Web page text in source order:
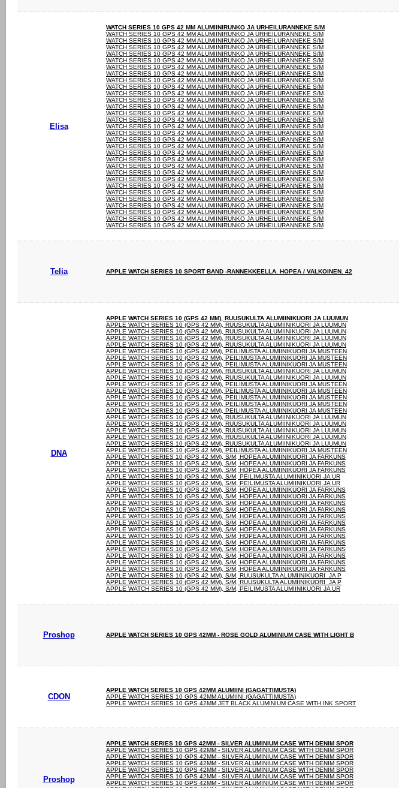
Elisa
WATCH SERIES 10 GPS 42 MM ALUMIINIRUNKO JA URHEILURANNEKE S/M
WATCH SERIES 10 GPS 42 MM ALUMIINIRUNKO JA URHEILURANNEKE S/M
WATCH SERIES 10 GPS 42 MM ALUMIINIRUNKO JA URHEILURANNEKE S/M
WATCH SERIES 10 GPS 42 MM ALUMIINIRUNKO JA URHEILURANNEKE S/M
WATCH SERIES 10 GPS 42 MM ALUMIINIRUNKO JA URHEILURANNEKE S/M
WATCH SERIES 10 GPS 42 MM ALUMIINIRUNKO JA URHEILURANNEKE S/M
WATCH SERIES 10 GPS 42 MM ALUMIINIRUNKO JA URHEILURANNEKE S/M
WATCH SERIES 10 GPS 42 MM ALUMIINIRUNKO JA URHEILURANNEKE S/M
WATCH SERIES 10 GPS 42 MM ALUMIINIRUNKO JA URHEILURANNEKE S/M
WATCH SERIES 10 GPS 42 MM ALUMIINIRUNKO JA URHEILURANNEKE S/M
WATCH SERIES 10 GPS 42 MM ALUMIINIRUNKO JA URHEILURANNEKE S/M
WATCH SERIES 10 GPS 42 MM ALUMIINIRUNKO JA URHEILURANNEKE S/M
WATCH SERIES 10 GPS 42 MM ALUMIINIRUNKO JA URHEILURANNEKE S/M
WATCH SERIES 10 GPS 42 MM ALUMIINIRUNKO JA URHEILURANNEKE S/M
WATCH SERIES 10 GPS 42 MM ALUMIINIRUNKO JA URHEILURANNEKE S/M
WATCH SERIES 10 GPS 42 MM ALUMIINIRUNKO JA URHEILURANNEKE S/M
WATCH SERIES 10 GPS 42 MM ALUMIINIRUNKO JA URHEILURANNEKE S/M
WATCH SERIES 10 GPS 42 MM ALUMIINIRUNKO JA URHEILURANNEKE S/M
WATCH SERIES 10 GPS 42 MM ALUMIINIRUNKO JA URHEILURANNEKE S/M
WATCH SERIES 10 GPS 42 MM ALUMIINIRUNKO JA URHEILURANNEKE S/M
WATCH SERIES 10 GPS 42 MM ALUMIINIRUNKO JA URHEILURANNEKE S/M
WATCH SERIES 10 GPS 42 MM ALUMIINIRUNKO JA URHEILURANNEKE S/M
WATCH SERIES 10 GPS 42 MM ALUMIINIRUNKO JA URHEILURANNEKE S/M
WATCH SERIES 10 GPS 42 MM ALUMIINIRUNKO JA URHEILURANNEKE S/M
WATCH SERIES 10 GPS 42 MM ALUMIINIRUNKO JA URHEILURANNEKE S/M
WATCH SERIES 10 GPS 42 MM ALUMIINIRUNKO JA URHEILURANNEKE S/M
WATCH SERIES 10 GPS 42 MM ALUMIINIRUNKO JA URHEILURANNEKE S/M
WATCH SERIES 10 GPS 42 MM ALUMIINIRUNKO JA URHEILURANNEKE S/M
WATCH SERIES 10 GPS 42 MM ALUMIINIRUNKO JA URHEILURANNEKE S/M
WATCH SERIES 10 GPS 42 MM ALUMIINIRUNKO JA URHEILURANNEKE S/M
WATCH SERIES 10 GPS 42 MM ALUMIINIRUNKO JA URHEILURANNEKE S/M
Telia APPLE WATCH SERIES 10 SPORT BAND -RANNEKKEELLA. HOPEA / VALKOINEN. 42
DNA
APPLE WATCH SERIES 10 (GPS 42 MM), RUUSUKULTA ALUMIINIKUORI JA LUUMUN
APPLE WATCH SERIES 10 (GPS 42 MM), RUUSUKULTA ALUMIINIKUORI JA LUUMUN
APPLE WATCH SERIES 10 (GPS 42 MM), RUUSUKULTA ALUMIINIKUORI JA LUUMUN
APPLE WATCH SERIES 10 (GPS 42 MM), RUUSUKULTA ALUMIINIKUORI JA LUUMUN
APPLE WATCH SERIES 10 (GPS 42 MM), RUUSUKULTA ALUMIINIKUORI JA LUUMUN
APPLE WATCH SERIES 10 (GPS 42 MM), PEILIMUSTA ALUMIINIKUORI JA MUSTEEN
APPLE WATCH SERIES 10 (GPS 42 MM), PEILIMUSTA ALUMIINIKUORI JA MUSTEEN
APPLE WATCH SERIES 10 (GPS 42 MM), PEILIMUSTA ALUMIINIKUORI JA MUSTEEN
APPLE WATCH SERIES 10 (GPS 42 MM), RUUSUKULTA ALUMIINIKUORI JA LUUMUN
APPLE WATCH SERIES 10 (GPS 42 MM), RUUSUKULTA ALUMIINIKUORI JA LUUMUN
APPLE WATCH SERIES 10 (GPS 42 MM), PEILIMUSTA ALUMIINIKUORI JA MUSTEEN
APPLE WATCH SERIES 10 (GPS 42 MM), PEILIMUSTA ALUMIINIKUORI JA MUSTEEN
APPLE WATCH SERIES 10 (GPS 42 MM), PEILIMUSTA ALUMIINIKUORI JA MUSTEEN
APPLE WATCH SERIES 10 (GPS 42 MM), PEILIMUSTA ALUMIINIKUORI JA MUSTEEN
APPLE WATCH SERIES 10 (GPS 42 MM), PEILIMUSTA ALUMIINIKUORI JA MUSTEEN
APPLE WATCH SERIES 10 (GPS 42 MM), RUUSUKULTA ALUMIINIKUORI JA LUUMUN
APPLE WATCH SERIES 10 (GPS 42 MM), RUUSUKULTA ALUMIINIKUORI JA LUUMUN
APPLE WATCH SERIES 10 (GPS 42 MM), RUUSUKULTA ALUMIINIKUORI JA LUUMUN
APPLE WATCH SERIES 10 (GPS 42 MM), RUUSUKULTA ALUMIINIKUORI JA LUUMUN
APPLE WATCH SERIES 10 (GPS 42 MM), RUUSUKULTA ALUMIINIKUORI JA LUUMUN
APPLE WATCH SERIES 10 (GPS 42 MM), PEILIMUSTA ALUMIINIKUORI JA MUSTEEN
APPLE WATCH SERIES 10 (GPS 42 MM), S/M, HOPEA ALUMIINIKUORI JA FARKUNS
APPLE WATCH SERIES 10 (GPS 42 MM), S/M, HOPEA ALUMIINIKUORI JA FARKUNS
APPLE WATCH SERIES 10 (GPS 42 MM), S/M, HOPEA ALUMIINIKUORI JA FARKUNS
APPLE WATCH SERIES 10 (GPS 42 MM), S/M, PEILIMUSTA ALUMIINIKUORI JA UR
APPLE WATCH SERIES 10 (GPS 42 MM), S/M, PEILIMUSTA ALUMIINIKUORI JA UR
APPLE WATCH SERIES 10 (GPS 42 MM), S/M, HOPEA ALUMIINIKUORI JA FARKUNS
APPLE WATCH SERIES 10 (GPS 42 MM), S/M, HOPEA ALUMIINIKUORI JA FARKUNS
APPLE WATCH SERIES 10 (GPS 42 MM), S/M, HOPEA ALUMIINIKUORI JA FARKUNS
APPLE WATCH SERIES 10 (GPS 42 MM), S/M, HOPEA ALUMIINIKUORI JA FARKUNS
APPLE WATCH SERIES 10 (GPS 42 MM), S/M, HOPEA ALUMIINIKUORI JA FARKUNS
APPLE WATCH SERIES 10 (GPS 42 MM), S/M, HOPEA ALUMIINIKUORI JA FARKUNS
APPLE WATCH SERIES 10 (GPS 42 MM), S/M, HOPEA ALUMIINIKUORI JA FARKUNS
APPLE WATCH SERIES 10 (GPS 42 MM), S/M, HOPEA ALUMIINIKUORI JA FARKUNS
APPLE WATCH SERIES 10 (GPS 42 MM), S/M, HOPEA ALUMIINIKUORI JA FARKUNS
APPLE WATCH SERIES 10 (GPS 42 MM), S/M, HOPEA ALUMIINIKUORI JA FARKUNS
APPLE WATCH SERIES 10 (GPS 42 MM), S/M, HOPEA ALUMIINIKUORI JA FARKUNS
APPLE WATCH SERIES 10 (GPS 42 MM), S/M, HOPEA ALUMIINIKUORI JA FARKUNS
APPLE WATCH SERIES 10 (GPS 42 MM), S/M, HOPEA ALUMIINIKUORI JA FARKUNS
APPLE WATCH SERIES 10 (GPS 42 MM), S/M, RUUSUKULTA ALUMIINIKUORI JA P
APPLE WATCH SERIES 10 (GPS 42 MM), S/M, RUUSUKULTA ALUMIINIKUORI JA P
APPLE WATCH SERIES 10 (GPS 42 MM), S/M, PEILIMUSTA ALUMIINIKUORI JA UR
Proshop APPLE WATCH SERIES 10 GPS 42MM - ROSE GOLD ALUMINIUM CASE WITH LIGHT B
CDON
APPLE WATCH SERIES 10 GPS 42MM ALUMIINI (GAGATTIMUSTA)
APPLE WATCH SERIES 10 GPS 42MM ALUMIINI (GAGATTIMUSTA)
APPLE WATCH SERIES 10 GPS 42MM JET BLACK ALUMINIUM CASE WITH INK SPORT
Proshop
APPLE WATCH SERIES 10 GPS 42MM - SILVER ALUMINIUM CASE WITH DENIM SPOR
APPLE WATCH SERIES 10 GPS 42MM - SILVER ALUMINIUM CASE WITH DENIM SPOR
APPLE WATCH SERIES 10 GPS 42MM - SILVER ALUMINIUM CASE WITH DENIM SPOR
APPLE WATCH SERIES 10 GPS 42MM - SILVER ALUMINIUM CASE WITH DENIM SPOR
APPLE WATCH SERIES 10 GPS 42MM - SILVER ALUMINIUM CASE WITH DENIM SPOR
APPLE WATCH SERIES 10 GPS 42MM - SILVER ALUMINIUM CASE WITH DENIM SPOR
APPLE WATCH SERIES 10 GPS 42MM - SILVER ALUMINIUM CASE WITH DENIM SPOR